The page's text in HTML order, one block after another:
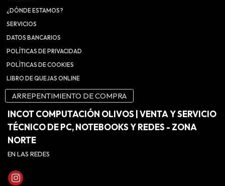
¿DÓNDE ESTAMOS?
SERVICIOS
DATOS BANCARIOS
POLÍTICAS DE PRIVACIDAD
POLÍTICAS DE COOKIES
LIBRO DE QUEJAS ONLINE
ARREPENTIMIENTO DE COMPRA
INCOT COMPUTACIÓN OLIVOS | VENTA Y SERVICIO
TÉCNICO DE PC, NOTEBOOKS Y REDES - ZONA
NORTE
EN LAS REDES